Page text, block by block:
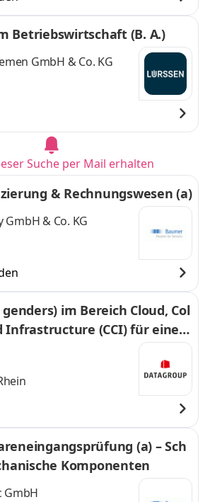
Betriebswirtschaft (B. A.)
GmbH & Co. KG
Suche per Mail erhalten
& Rechnungswesen (a)
& Co. KG
im Bereich Cloud, Col
Infrastructure (CCI) für einen
(a) – Sch
Komponenten
GmbH